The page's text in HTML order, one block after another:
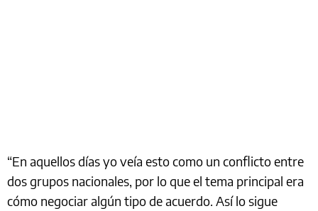
“En aquellos días yo veía esto como un conflicto entre
dos grupos nacionales, por lo que el tema principal era
cómo negociar algún tipo de acuerdo. Así lo sigue